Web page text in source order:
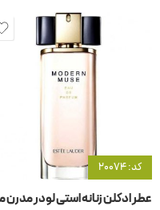
کد: 20074